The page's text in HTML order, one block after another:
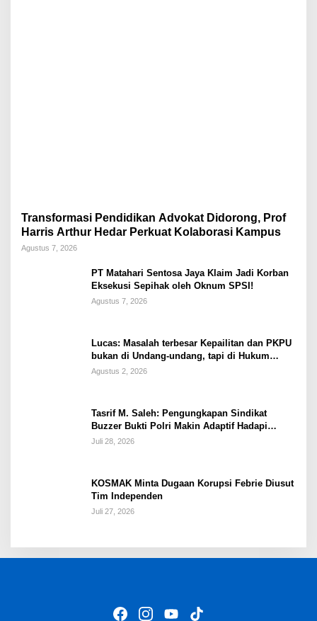
Transformasi Pendidikan Advokat Didorong, Prof
Harris Arthur Hedar Perkuat Kolaborasi Kampus
Agustus 7, 2026
PT Matahari Sentosa Jaya Klaim Jadi Korban
Eksekusi Sepihak oleh Oknum SPSI!
Agustus 7, 2026
Lucas: Masalah terbesar Kepailitan dan PKPU
bukan di Undang-undang, tapi di Hukum
Acara!!!
Agustus 2, 2026
Tasrif M. Saleh: Pengungkapan Sindikat
Buzzer Bukti Polri Makin Adaptif Hadapi
Kejahatan Digital
Juli 28, 2026
KOSMAK Minta Dugaan Korupsi Febrie Diusut
Tim Independen
Juli 27, 2026